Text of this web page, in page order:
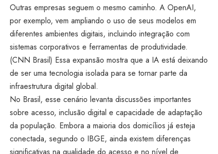
Outras empresas seguem o mesmo caminho. A OpenAI,
por exemplo, vem ampliando o uso de seus modelos em
diferentes ambientes digitais, incluindo integração com
sistemas corporativos e ferramentas de produtividade.
(CNN Brasil) Essa expansão mostra que a IA está deixando
de ser uma tecnologia isolada para se tornar parte da
infraestrutura digital global.
No Brasil, esse cenário levanta discussões importantes
sobre acesso, inclusão digital e capacidade de adaptação
da população. Embora a maioria dos domicílios já esteja
conectada, segundo o IBGE, ainda existem diferenças